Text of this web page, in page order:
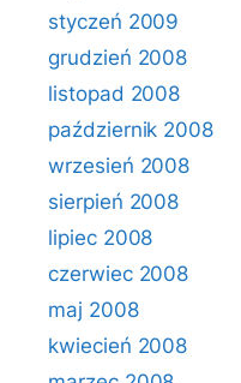
styczeń 2009
grudzień 2008
listopad 2008
październik 2008
wrzesień 2008
sierpień 2008
lipiec 2008
czerwiec 2008
maj 2008
kwiecień 2008